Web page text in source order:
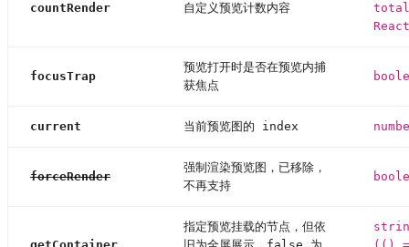
countRender 自定义预览计数内容
focusTrap
预览打开时是否在预览内捕
获焦点
current 当前预览图的 index
forceRender
强制渲染预览图，已移除，
不再支持
指定预览挂载的节点，但依